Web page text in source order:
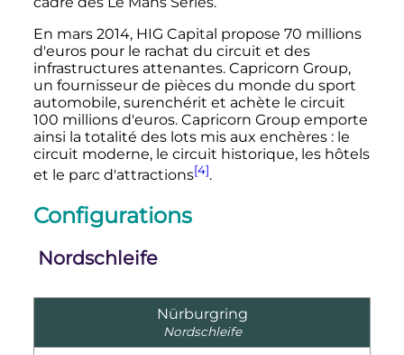
En mars 2014, HIG Capital propose 70 millions
d'euros pour le rachat du circuit et des
infrastructures attenantes. Capricorn Group,
un fournisseur de pièces du monde du sport
automobile, surenchérit et achète le circuit
100 millionsd'euros. Capricorn Group emporte
ainsi la totalité des lots mis aux enchères : le
circuit moderne, le circuit historique, les hôtels
et le parc d'attractions[4].
Configurations
Nordschleife
Nürburgring
Nordschleife